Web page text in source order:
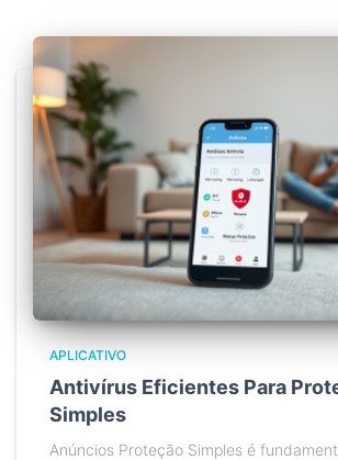
APLICATIVO
Antivírus Eficientes Para
Simples
Anúncios Proteção Simples é